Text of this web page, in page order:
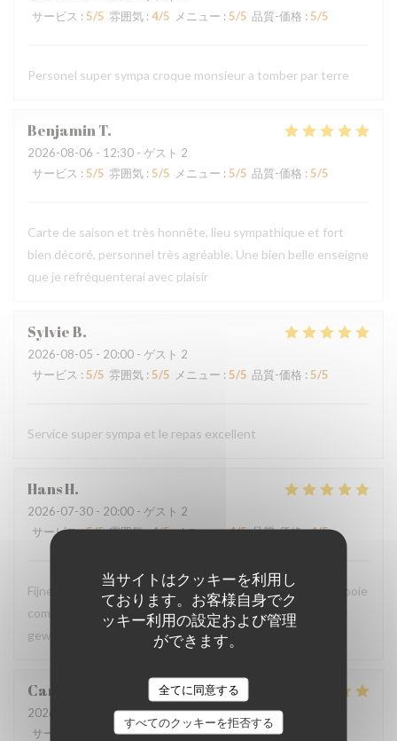
当サイトはクッキーを利用し
ております。お客様自身でク
ッキー利用の設定および管理
ができます。
全てに同意する
すべてのクッキーを拒否する
サービス : 5/5 雰囲気 : 4/5 メニュー : 5/5 品質-価格 : 5/5
Personel super sympa croque monsieur a tomber par terre
BenjaminT
2026-08-06 - 12:30 - ゲスト 2
サービス : 5/5 雰囲気 : 5/5 メニュー : 5/5 品質-価格 : 5/5
Carte de saison et très honnête, lieu sympathique et fort
bien décoré, personnel très agréable. Une bien belle enseigne
que je refréquenterai avec plaisir
SylvieB
2026-08-05 - 20:00 - ゲスト 2
サービス : 5/5 雰囲気 : 5/5 メニュー : 5/5 品質-価格 : 5/5
Service super sympa et le repas excellent
HansH
2026-07-30 - 20:00 - ゲスト 2
サービス:5/5 雰囲気:4/5 メニュー:4/5 品質-価格:4/5
Fijne en kundige bediening, eenvoudige gerechten met mooie
combinaties van ingredienten. Gisteren voor tweede keer
geweest, kijk al uit naar de volgende!
Cardene
2026-07-30
- 13:00 - ゲスト 3
サービス
雰囲気:5/5 メニュー:5/5 品質-価格